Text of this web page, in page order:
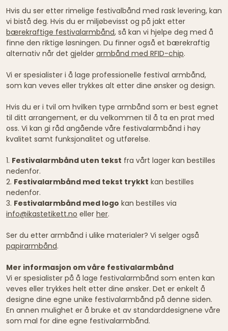
Hvis du ser etter rimelige festivalbånd med rask levering, kan
vi bistå deg. Hvis du er miljøbevisst og på jakt etter
bærekraftige festivalarmbånd, så kan vi hjelpe deg med å
finne den riktige løsningen. Du finner også et bærekraftig
alternativ når det gjelder armbånd med RFID-chip.
Vi er spesialister i å lage professionelle festival armbånd,
som kan veves eller trykkes alt etter dine ønsker og design.
Hvis du er i tvil om hvilken type armbånd som er best egnet
til ditt arrangement, er du velkommen til å ta en prat med
oss. Vi kan gi råd angående våre festivalarmbånd i høy
kvalitet samt funksjonalitet og utførelse.
1. Festivalarmbånd uten tekst fra vårt lager kan bestilles
nedenfor.
2. Festivalarmbånd med tekst trykkt kan bestilles
nedenfor.
3. Festivalarmbånd med logo kan bestilles via
info@ikastetikett.no eller her.
Ser du etter armbånd i ulike materialer? Vi selger også
papirarmbånd.
Mer informasjon om våre festivalarmbånd
Vi er spesialister på å lage festivalarmbånd som enten kan
veves eller trykkes helt etter dine ønsker. Det er enkelt å
designe dine egne unike festivalarmbånd på denne siden.
En annen mulighet er å bruke et av standarddesignene våre
som mal for dine egne festivalarmbånd.